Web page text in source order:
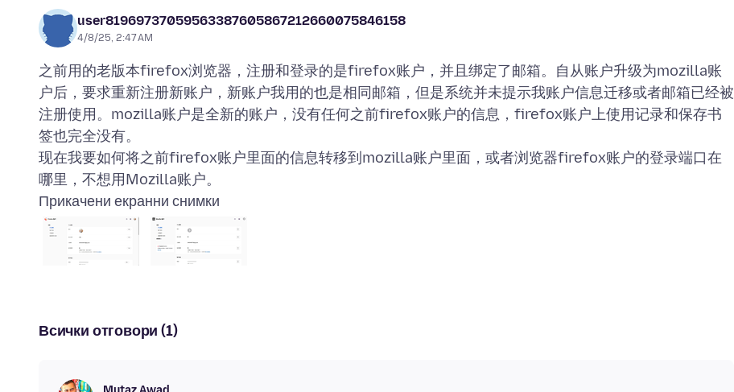
user81969737059563387605867212660075846158
4/8/25, 2:47 AM
之前用的老版本firefox浏览器，注册和登录的是firefox账户，并且绑定了邮箱。自从账户升级为mozilla账
户后，要求重新注册新账户，新账户我用的也是相同邮箱，但是系统并未提示我账户信息迁移或者邮箱已经被
注册使用。mozilla账户是全新的账户，没有任何之前firefox账户的信息，firefox账户上使用记录和保存书
签也完全没有。
现在我要如何将之前firefox账户里面的信息转移到mozilla账户里面，或者浏览器firefox账户的登录端口在
Прикачени екранни снимки
Всички отговори (1)